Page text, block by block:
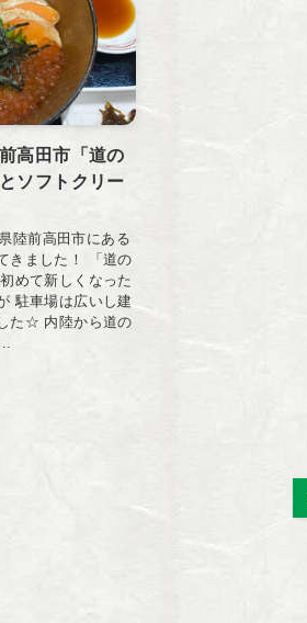
高田市「道の
ソフトクリー
陸前高田市にある
きました！ 「道の
めて新しくなった
駐車場は広いし建
た☆ 内陸から道の